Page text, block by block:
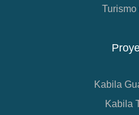
Turismo
Kabila
Kabila